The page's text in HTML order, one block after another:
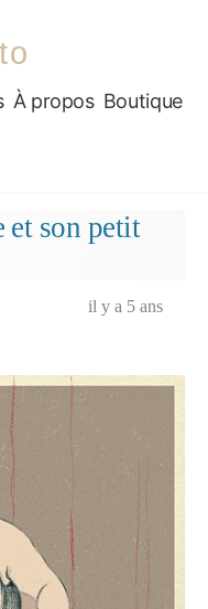
À propos Boutique
et son petit
il y a 5 ans